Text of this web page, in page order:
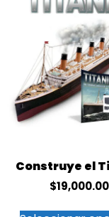
Construye el
$19,000.00